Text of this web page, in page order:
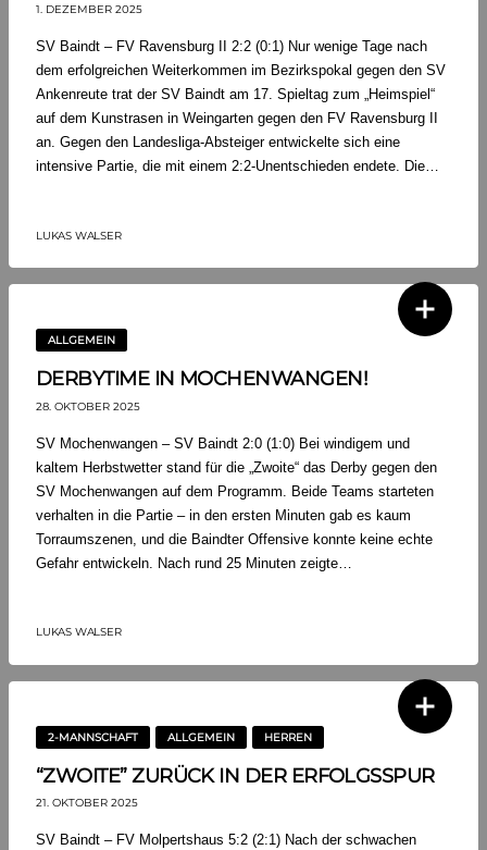
1. DEZEMBER 2025
SV Baindt – FV Ravensburg II 2:2 (0:1) Nur wenige Tage nach
dem erfolgreichen Weiterkommen im Bezirkspokal gegen den SV
Ankenreute trat der SV Baindt am 17. Spieltag zum „Heimspiel“
auf dem Kunstrasen in Weingarten gegen den FV Ravensburg II
an. Gegen den Landesliga-Absteiger entwickelte sich eine
intensive Partie, die mit einem 2:2-Unentschieden endete. Die…
LUKAS WALSER
ALLGEMEIN
DERBYTIME IN MOCHENWANGEN!
28. OKTOBER 2025
SV Mochenwangen – SV Baindt 2:0 (1:0) Bei windigem und
kaltem Herbstwetter stand für die „Zwoite“ das Derby gegen den
SV Mochenwangen auf dem Programm. Beide Teams starteten
verhalten in die Partie – in den ersten Minuten gab es kaum
Torraumszenen, und die Baindter Offensive konnte keine echte
Gefahr entwickeln. Nach rund 25 Minuten zeigte…
LUKAS WALSER
2-MANNSCHAFT ALLGEMEIN HERREN
“ZWOITE” ZURÜCK IN DER ERFOLGSSPUR
21. OKTOBER 2025
SV Baindt – FV Molpertshaus 5:2 (2:1) Nach der schwachen